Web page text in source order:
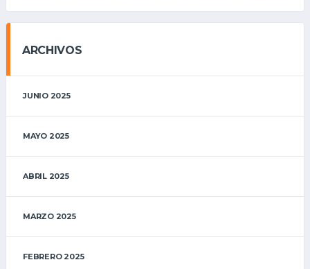
ARCHIVOS
JUNIO 2025
MAYO 2025
ABRIL 2025
MARZO 2025
FEBRERO 2025